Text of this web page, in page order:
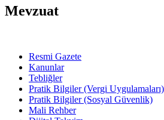
Mevzuat
Resmi Gazete
Kanunlar
Tebliğler
Pratik Bilgiler (Vergi Uygulamaları)
Pratik Bilgiler (Sosyal Güvenlik)
Mali Rehber